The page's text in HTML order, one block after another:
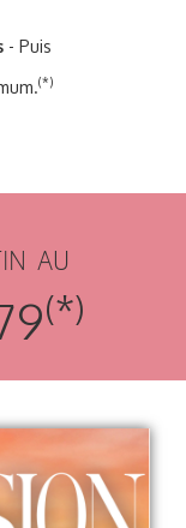
- Puis
(*)
AU
(*)